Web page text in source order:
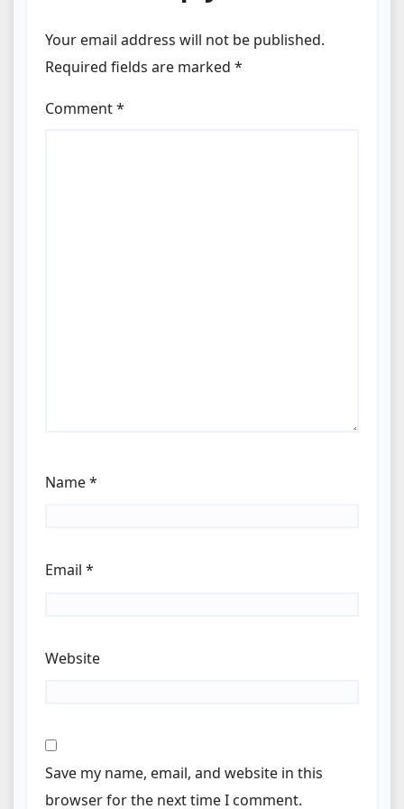
Your email address will not be published.
Required fields are marked *
Comment*
Name*
Email *
Website
Save my name, email, and website in this
browser for the next time I comment.